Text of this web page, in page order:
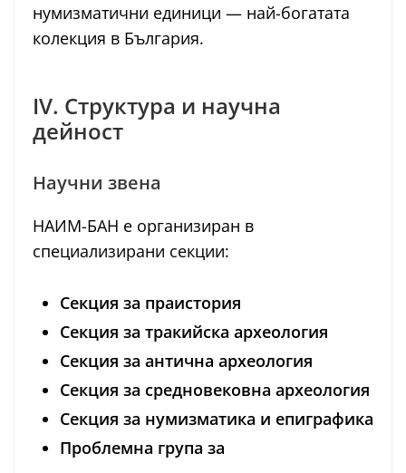
нумизматични единици — най-богатата
колекция в България.
IV. Структура и научна
дейност
Научни звена
НАИМ-БАН е организиран в
специализирани секции:
Секция за праистория
Секция за тракийска археология
Секция за антична археология
Секция за средновековна археология
Секция за нумизматика и епиграфика
Проблемна група за